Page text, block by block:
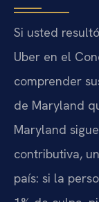
Si usted
Uber en el
comprender
de Maryland
Maryland
contributiva,
país: si la